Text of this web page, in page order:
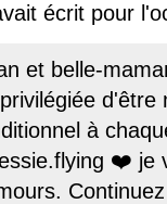
écrit pour
et belle-
à
❤️ je